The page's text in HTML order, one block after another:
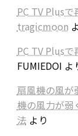
PC TV Plus
tragicmoon
PC TV Plus
FUMIEDOI よ
扇風機の風が
機の風力が弱
法 より